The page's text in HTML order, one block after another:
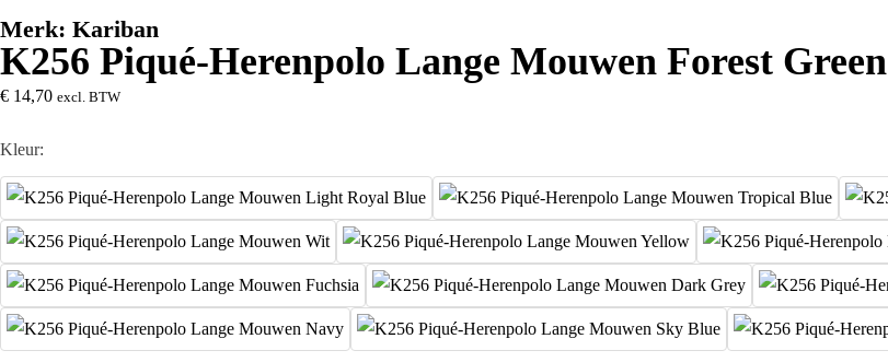
Merk: Kariban
K256 Piqué-Herenpolo Lange Mouwen Forest Green
€ 14,70 excl. BTW
Kleur: